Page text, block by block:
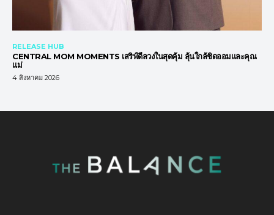
RELEASE HUB
CENTRAL MOM MOMENTS เสริฟ์ดีลวงในสุดคุ้ม ลุ้นใกล้ชิดออมและคุณ
แม่
4 สิงหาคม 2026